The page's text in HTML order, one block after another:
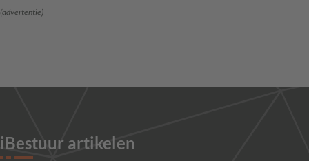
(advertentie)
iBestuur artikelen